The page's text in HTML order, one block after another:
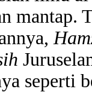
mantap.
seperti